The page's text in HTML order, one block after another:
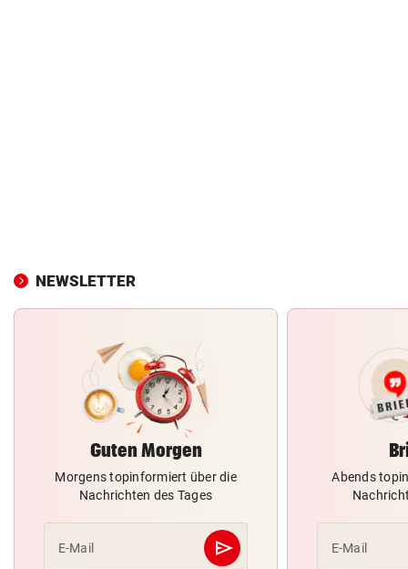
NEWSLETTER
Guten Morgen
Morgens topinformiert über die
Nachrichten des Tages
E-Mail send
Abschicken
Abends
E-Mail